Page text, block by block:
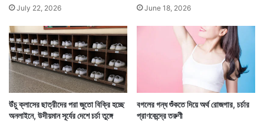
July 22, 2026 June 18, 2026
উঁচু ক্লাসের ছাত্রীদের পরা জুতো বিক্রি হচ্ছে
অনলাইনে, উদীয়মান সূর্যের দেশে চর্চা তুঙ্গে
বগলের গন্ধ শুঁকতে দিয়ে অর্থ রোজগার, চর্চার
প্রাণকেন্দ্রে তরুণী